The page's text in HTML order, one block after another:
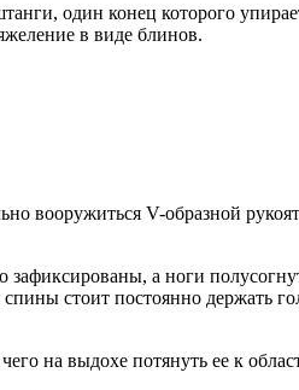
один конец которого
в виде блинов.
вооружиться V-образной
а ноги
стоит постоянно держать
на выдохе потянуть ее к